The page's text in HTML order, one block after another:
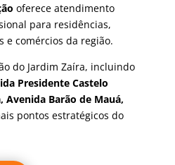
oferece atendimento
para residências,
e comércios da região.
do Jardim Zaíra, incluindo
Presidente Castelo
Avenida Barão de Mauá,
pontos estratégicos do